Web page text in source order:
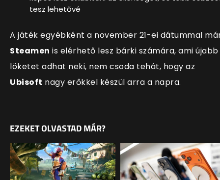
tesz lehetővé
A játék egyébként a november 21-ei dátummal
Steamen is elérhető lesz bárki számára, ami újabb
löketet adhat neki, nem csoda tehát, hogy az
Ubisoft nagy erőkkel készül arra a napra.
EZEKET OLVASTAD MÁR?